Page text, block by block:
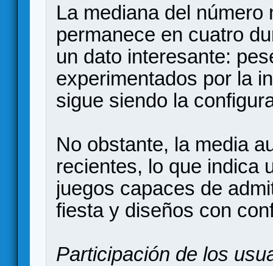
La mediana del
permanece en cuatro
un dato interesante:
experimentados por la
sigue siendo la
No obstante, la media
recientes, lo que indica
juegos capaces de
fiesta y diseños con
Participación de los